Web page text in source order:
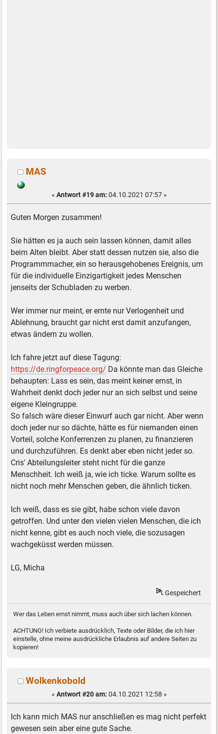
MAS
« Antwort #19 am: 04.10.2021 07:57 »
Guten Morgen zusammen!
Sie hätten es ja auch sein lassen können, damit alles
beim Alten bleibt. Aber statt dessen nutzen sie, also die
Programmmacher, ein so herausgehobenes Ereignis, um
für die individuelle Einzigartigkeit jedes Menschen
jenseits der Schubladen zu werben.
Wer immer nur meint, er ernte nur Verlogenheit und
Ablehnung, braucht gar nicht erst damit anzufangen,
etwas ändern zu wollen.
Ich fahre jetzt auf diese Tagung:
https://de.ringforpeace.org/ Da könnte man das Gleiche
behaupten: Lass es sein, das meint keiner ernst, in
Wahrheit denkt doch jeder nur an sich selbst und seine
eigene Kleingruppe.
So falsch wäre dieser Einwurf auch gar nicht. Aber wenn
doch jeder nur so dächte, hätte es für niemanden einen
Vorteil, solche Konferrenzen zu planen, zu finanzieren
und durchzuführen. Es denkt aber eben nicht jeder so.
Cris' Abteilungsleiter steht nicht für die ganze
Menschheit. Ich weiß ja, wie ich ticke. Warum sollte es
nicht noch mehr Menschen geben, die ähnlich ticken.
Ich weiß, dass es sie gibt, habe schon viele davon
getroffen. Und unter den vielen vielen Menschen, die ich
nicht kenne, gibt es auch noch viele, die sozusagen
wachgeküsst werden müssen.
LG, Micha
Gespeichert
Wer das Leben ernst nimmt, muss auch über sich lachen können.
ACHTUNG! Ich verbiete ausdrücklich, Texte oder Bilder, die ich hier
einstelle, ohne meine ausdrückliche Erlaubnis auf andere Seiten zu
kopieren!
Wolkenkobold
« Antwort #20 am: 04.10.2021 12:58 »
Ich kann mich MAS nur anschließen es mag nicht perfekt
gewesen sein aber eine gute Sache.